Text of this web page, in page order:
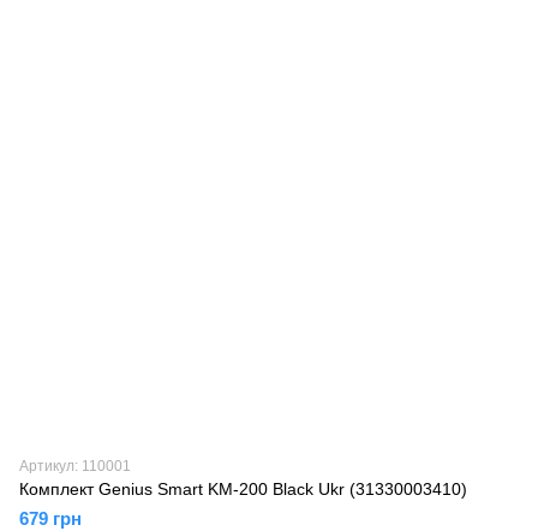
Артикул: 110001
Комплект Genius Smart KM-200 Black Ukr (31330003410)
679 грн